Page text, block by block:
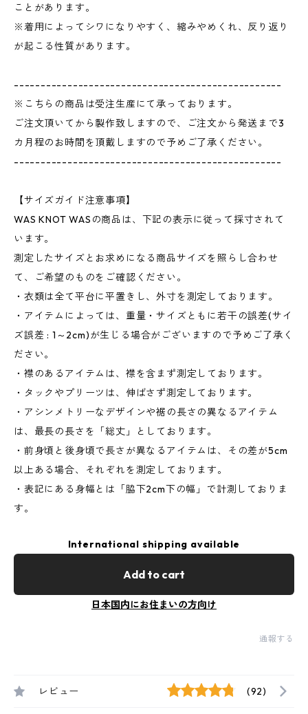
ことがあります。
※着用によってシワになりやすく、縮みやめくれ、反り返り
が起こる性質があります。
--------------------------------------------------
※こちらの商品は受注生産にて承っております。
ご注文頂いてから製作致しますので、ご注文から発送まで3
カ月程のお時間を頂戴しますので予めご了承ください。
--------------------------------------------------
【サイズガイド注意事項】
WAS KNOT WASの商品は、下記の表示に従って採寸されて
います。
測定したサイズとお求めになる商品サイズを照らし合わせ
て、ご希望のものをご確認ください。
・衣類は全て平台に平置きし、外寸を測定しております。
・アイテムによっては、重量・サイズともに若干の誤差(サイ
ズ誤差 : 1～2cm)が生じる場合がございますので予めご了承く
ださい。
・襟のあるアイテムは、襟を含まず測定しております。
・タックやプリーツは、伸ばさず測定しております。
・アシンメトリーなデザインや裾の長さの異なるアイテム
は、最長の長さを「総丈」としております。
・前身頃と後身頃で長さが異なるアイテムは、その差が5cm
以上ある場合、それぞれを測定しております。
・表記にある身幅とは「脇下2cm下の幅」で計測しておりま
す。
International shipping available
Add to cart
日本国内にお住まいの方向け
通報する
レビュー (92)